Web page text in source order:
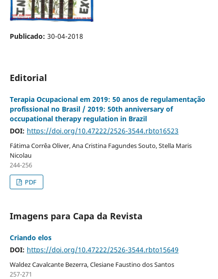
Publicado: 30-04-2018
Editorial
Terapia Ocupacional em 2019: 50 anos de regulamentação
profissional no Brasil / 2019: 50th anniversary of
occupational therapy regulation in Brazil
DOI: https://doi.org/10.47222/2526-3544.rbto16523
Fátima Corrêa Oliver, Ana Cristina Fagundes Souto, Stella Maris
Nicolau
244-256
PDF
Imagens para Capa da Revista
Criando elos
DOI: https://doi.org/10.47222/2526-3544.rbto15649
Waldez Cavalcante Bezerra, Clesiane Faustino dos Santos
257-271